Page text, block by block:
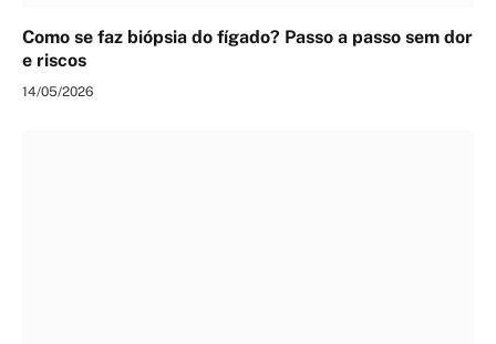
Como se faz biópsia do fígado? Passo a passo sem dor
e riscos
14/05/2026